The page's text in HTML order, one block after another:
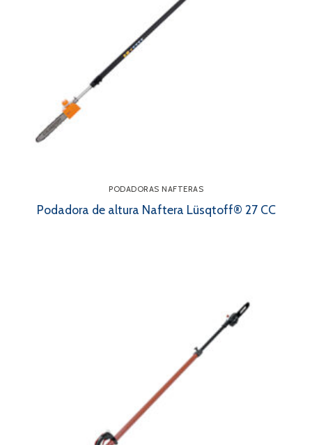
PODADORAS NAFTERAS
Podadora de altura Naftera Lüsqtoff® 27 CC